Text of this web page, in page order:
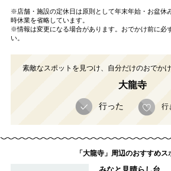
※店舗・施設の定休日は原則として年末年始・お盆休
時休業を省略しています。
※情報は変更になる場合があります。おでかけ前に必
い。
素敵なスポットを見つけ、自分だけのおでか
大龍寺
行った 行
「大龍寺」周辺のおすすめス